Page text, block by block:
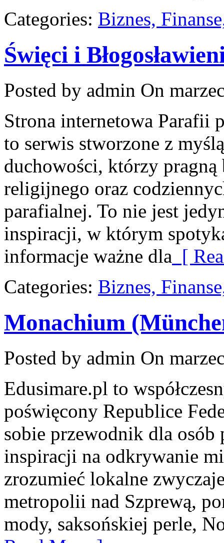
Categories: Biznes,
Święci i
Posted by admin On
Strona internetowa Parafii
to serwis stworzone z
duchowości, którzy
religijnego oraz
parafialnej. To nie jest
inspiracji, w którym
informacje ważne dla [
Categories: Biznes,
Monachium
Posted by admin On
Edusimare.pl to
poświęcony Republice
sobie przewodnik dla
inspiracji na odkrywanie
zrozumieć lokalne
metropolii nad Szprewą,
mody, saksońskiej perle,